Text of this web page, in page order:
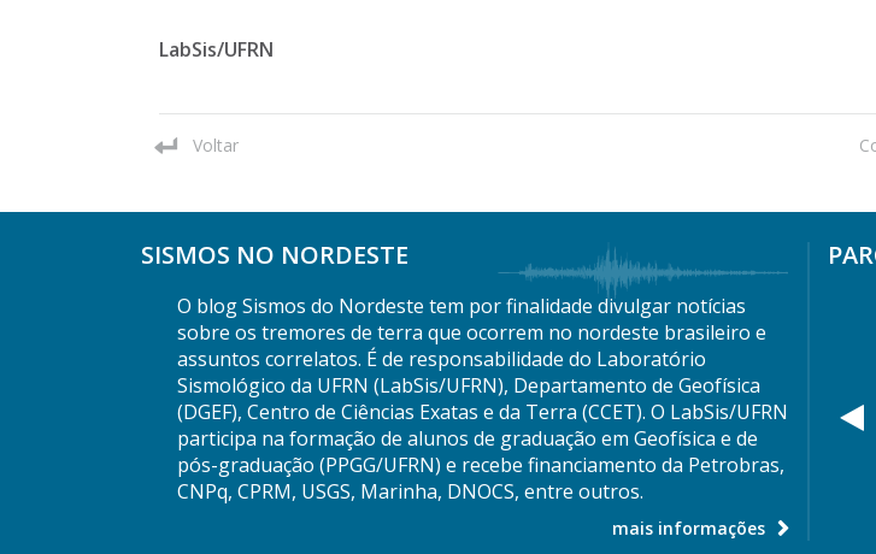
LabSis/UFRN
Voltar
SISMOS NO NORDESTE
O blog Sismos do Nordeste tem por finalidade divulgar notícias
sobre os tremores de terra que ocorrem no nordeste brasileiro e
assuntos correlatos. É de responsabilidade do Laboratório
Sismológico da UFRN (LabSis/UFRN), Departamento de Geofísica
(DGEF), Centro de Ciências Exatas e da Terra (CCET). O LabSis/UFRN
participa na formação de alunos de graduação em Geofísica e de
pós-graduação (PPGG/UFRN) e recebe financiamento da Petrobras,
CNPq, CPRM, USGS, Marinha, DNOCS, entre outros.
mais informações